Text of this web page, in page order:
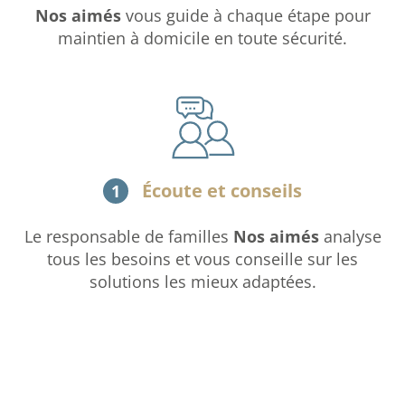
Nos aimésvous guide à chaque étape pour
maintien à domicile en toute sécurité.
1 Écoute et conseils
Le responsable de familles Nos aimésanalyse
tous les besoins et vous conseille sur les
solutions les mieux adaptées.